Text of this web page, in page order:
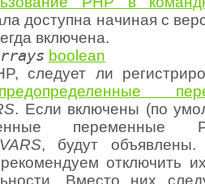
доступна начиная с
включена.
boolean
следует ли
предопределенные
. Если включены (по
переменные
, будут
рекомендуем отключить
Вместо них